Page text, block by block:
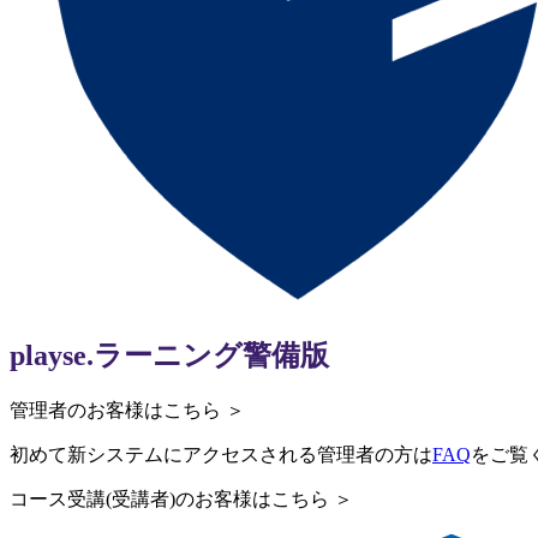
playse.ラーニング警備版
管理者のお客様はこちら ＞
初めて新システムにアクセスされる管理者の方はFAQをご覧
コース受講(受講者)のお客様はこちら ＞